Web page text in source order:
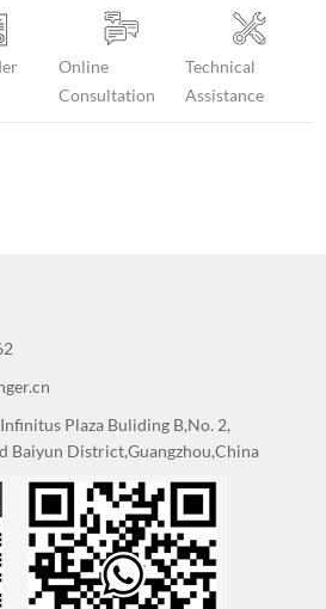
Online
Consultation
Technical
Assistance
Plaza Buliding B,No. 2,
Baiyun District,Guangzhou,China